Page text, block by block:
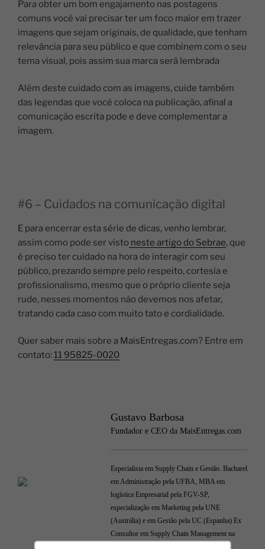
Para obter um bom engajamento nas postagens
comuns você vai precisar ter um foco maior em trazer
imagens que sejam originais, de qualidade, que tenham
relevância para seu público e que combinem com o seu
tema visual, pois assim sua marca será lembrada
Além deste cuidado com as imagens, cuide também
das legendas que você coloca na publicação, afinal a
comunicação escrita pode e deve complementar a
imagem.
#6 – Cuidados na comunicação digital
E para encerrar esta série de dicas, venho lembrar,
assim como pode ser visto neste artigo do Sebrae, que
é preciso ter cuidado na hora de interagir com seu
público, prezando sempre pelo respeito, cortesia e
profissionalismo, mesmo que o próprio cliente seja
rude, nesses momentos não devemos nos afetar,
tratando cada caso com muito tato e cordialidade.
Quer saber mais sobre a MaisEntregas.com? Entre em
contato: 11 95825-0020
Gustavo Barbosa
Fundador e CEO da MaisEntregas.com
Especialista em Supply Chain e Gestão. Bacharel
em Administração pela UFBA, MBA em
logística Empresarial pela FGV-SP,
especialização em Marketing pela UNE
(Austrália) e em Gestão pela UC (Espanha) Ex
Consultor em Supply Chain Management na